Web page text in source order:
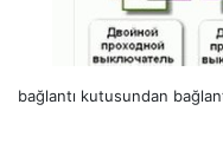
bağlantı kutusundan